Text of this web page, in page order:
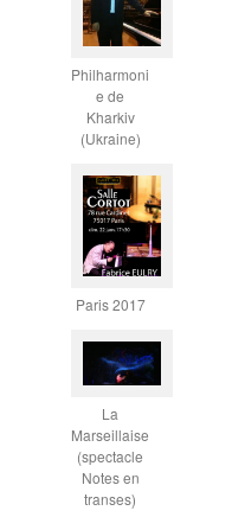
Philharmoni
e de
Kharkiv
(Ukraine)
Paris 2017
La
Marseillaise
(spectacle
Notes en
transes)